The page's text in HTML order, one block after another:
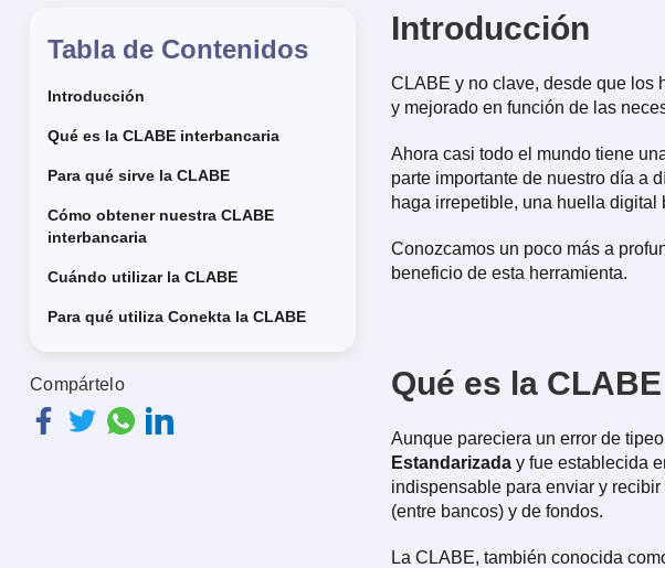
Tabla de Contenidos
Introducción
Qué es la CLABE interbancaria
Para qué sirve la CLABE
Cómo obtener nuestra CLABE
interbancaria
Cuándo utilizar la CLABE
Para qué utiliza Conekta la CLABE
Compártelo
Introducción
CLABE y no clave, desde que los
y mejorado en función de las
Ahora casi todo el mundo tiene
parte importante de nuestro día a
haga irrepetible, una huella digital
Conozcamos un poco más a
beneficio de esta herramienta.
Qué es la
Aunque pareciera un error de
Estandarizaday fue establecida
indispensable para enviar y
(entre bancos) y de fondos.
La CLABE, también conocida